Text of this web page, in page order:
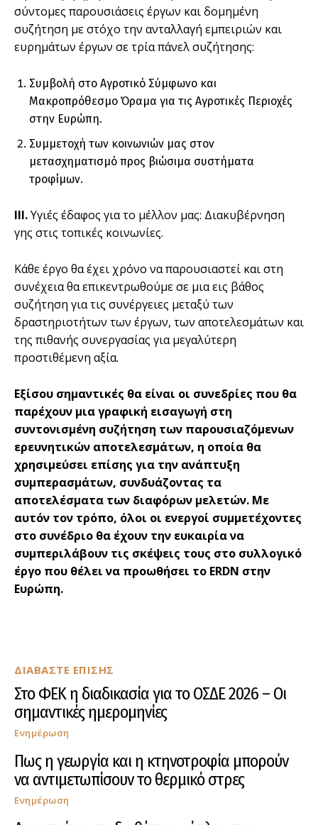
ΔΙΑΒΑΣΤΕ ΕΠΙΣΗΣ
Στο ΦΕΚ η διαδικασία για το ΟΣΔΕ 2026 – Οι
σημαντικές ημερομηνίες
Ενημέρωση
Πως η γεωργία και η κτηνοτροφία μπορούν
να αντιμετωπίσουν το θερμικό στρες
Ενημέρωση
σύντομες παρουσιάσεις έργων και δομημένη
συζήτηση με στόχο την ανταλλαγή εμπειριών και
ευρημάτων έργων σε τρία πάνελ συζήτησης:
Συμβολή στο Αγροτικό Σύμφωνο και
Μακροπρόθεσμο Όραμα για τις Αγροτικές Περιοχές
στην Ευρώπη.
Συμμετοχή των κοινωνιών μας στον
μετασχηματισμό προς βιώσιμα συστήματα
τροφίμων.
III.Υγιές έδαφος για το μέλλον μας: Διακυβέρνηση
γης στις τοπικές κοινωνίες.
Κάθε έργο θα έχει χρόνο να παρουσιαστεί και στη
συνέχεια θα επικεντρωθούμε σε μια εις βάθος
συζήτηση για τις συνέργειες μεταξύ των
δραστηριοτήτων των έργων, των αποτελεσμάτων και
της πιθανής συνεργασίας για μεγαλύτερη
προστιθέμενη αξία.
Εξίσου σημαντικές θα είναι οι συνεδρίες που θα
παρέχουν μια γραφική εισαγωγή στη
συντονισμένη συζήτηση των παρουσιαζόμενων
ερευνητικών αποτελεσμάτων, η οποία θα
χρησιμεύσει επίσης για την ανάπτυξη
συμπερασμάτων, συνδυάζοντας τα
αποτελέσματα των διαφόρων μελετών. Με
αυτόν τον τρόπο, όλοι οι ενεργοί συμμετέχοντες
στο συνέδριο θα έχουν την ευκαιρία να
συμπεριλάβουν τις σκέψεις τους στο συλλογικό
έργο που θέλει να προωθήσει το ERDN στην
Ευρώπη.